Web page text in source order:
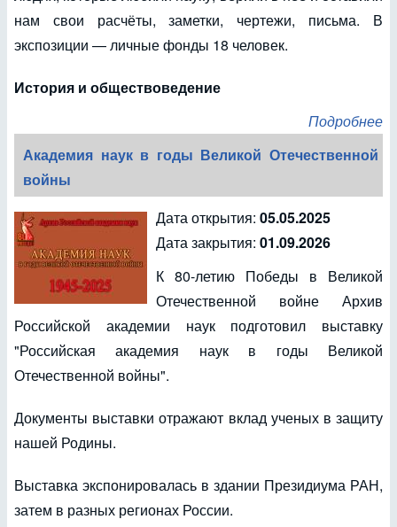
нам свои расчёты, заметки, чертежи, письма. В
экспозиции — личные фонды 18 человек.
История и обществоведение
Подробнее
Академия наук в годы Великой Отечественной
войны
Дата открытия: 05.05.2025
Дата закрытия: 01.09.2026
К 80-летию Победы в Великой
Отечественной войне Архив
Российской академии наук подготовил выставку
"Российская академия наук в годы Великой
Отечественной войны".
Документы выставки отражают вклад ученых в защиту
нашей Родины.
Выставка экспонировалась в здании Президиума РАН,
затем в разных регионах России.